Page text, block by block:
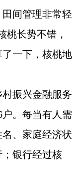
间管理非常轻
桃长势不错，
一下，核桃地
振兴金融服务
。每当有人需
、家庭经济状
银行经过核